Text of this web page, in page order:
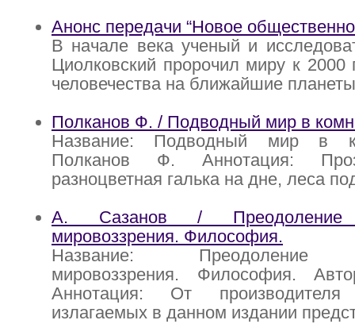
Анонс передачи “Новое
В начале века ученый и
Циолковский пророчил миру к 2000
человечества на ближайшие
Полканов Ф. / Подводный мир в
Название: Подводный мир в
Полканов Ф. Аннотация:
разноцветная галька на дне, леса
А. Сазанов / Преодоление
мировоззрения. Философия.
Название: Преодоление
мировоззрения. Философия.
Аннотация: От производителя
излагаемых в данном издании